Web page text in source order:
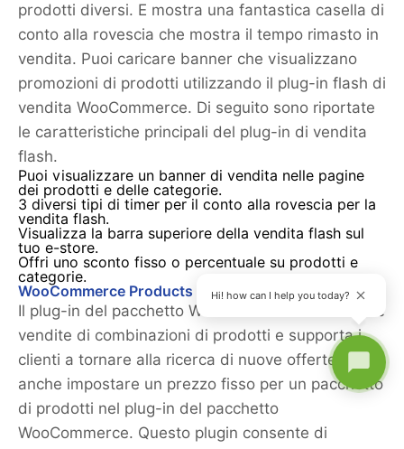
prodotti diversi. E mostra una fantastica casella di
conto alla rovescia che mostra il tempo rimasto in
vendita. Puoi caricare banner che visualizzano
promozioni di prodotti utilizzando il plug-in flash di
vendita WooCommerce. Di seguito sono riportate
le caratteristiche principali del plug-in di vendita
flash.
Puoi visualizzare un banner di vendita nelle pagine
dei prodotti e delle categorie.
3 diversi tipi di timer per il conto alla rovescia per la
vendita flash.
Visualizza la barra superiore della vendita flash sul
tuo e-store.
Offri uno sconto fisso o percentuale su prodotti e
categorie.
WooCommerce Products Bundle Plugin
Il plug-in del pacchetto WooCommerce aumenta le
vendite di combinazioni di prodotti e supporta i
clienti a tornare alla ricerca di nuove offerte. Puoi
anche impostare un prezzo fisso per un pacchetto
di prodotti nel plug-in del pacchetto
WooCommerce. Questo plugin consente di
Hi! how can I help you today?